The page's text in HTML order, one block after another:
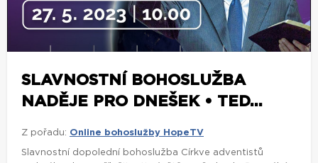
SLAVNOSTNÍ BOHOSLUŽBA
NADĚJE PRO DNEŠEK • TED...
Z pořadu: Online bohoslužby HopeTV
Slavnostní dopolední bohoslužba Církve adventistů